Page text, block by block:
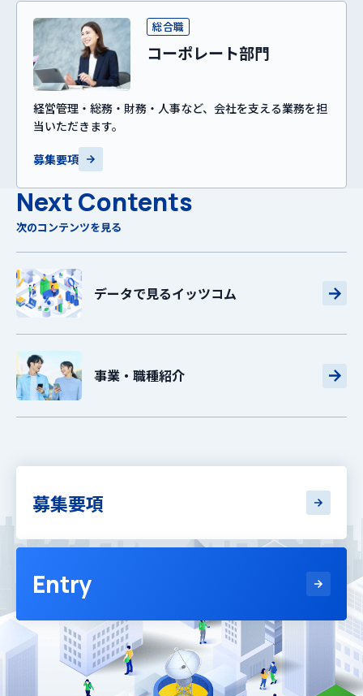
総合職
コーポレート部門
経営管理・総務・財務・人事など、会社を支える業務を担
当いただきます。
募集要項
Next Contents
次のコンテンツを見る
データで見るイッツコム
事業・職種紹介
募集要項
Entry